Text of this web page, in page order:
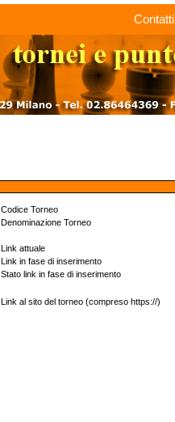
Contatti
Codice Torneo
Denominazione Torneo
Link attuale
Link in fase di inserimento
Stato link in fase di inserimento
Link al sito del torneo (compreso https://)